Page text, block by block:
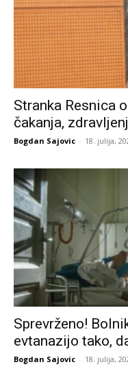
Stranka Resnica
čakanja,
Bogdan Sajovic - 18. julija,
Sprevrženo!
evtanazijo tako,
Bogdan Sajovic - 18. julija,